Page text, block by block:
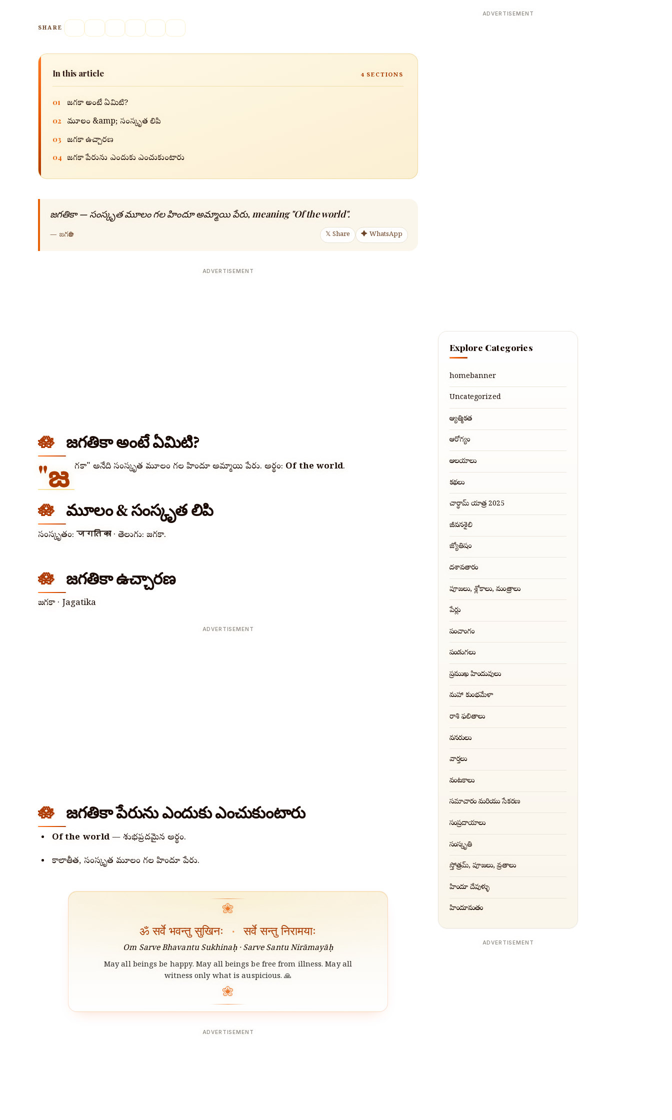
SHARE
In this article 4 SECTIONS
01 జగతికా అంటే ఏమిటి?
02 మూలం &amp; సంస్కృత లిపి
03 జగతికా ఉచ్చారణ
04 జగతికా పేరును ఎందుకు ఎంచుకుంటారు
జగతికా — సంస్కృత మూలం గల హిందూ అమ్మాయి పేరు, meaning "Of the world".
— జగతికా 𝕏 Share ✦ WhatsApp
ADVERTISEMENT
జగతికా అంటే ఏమిటి?
"జ గతికా" అనేది సంస్కృత మూలం గల హిందూ అమ్మాయి పేరు. అర్థం: Of the world.
మూలం & సంస్కృత లిపి
సంస్కృతం:जगतिका· తెలుగు: జగతికా.
జగతికా ఉచ్చారణ
జగతికా · Jagatika
ADVERTISEMENT
జగతికా పేరును ఎందుకు ఎంచుకుంటారు
Of the world— శుభప్రదమైన అర్థం.
కాలాతీత, సంస్కృత మూలం గల హిందూ పేరు.
❀
ॐ सर्वे भवन्तु सुखिनः · सर्वे सन्तु निरामयाः
Om Sarve Bhavantu Sukhinaḥ · Sarve Santu Nirāmayāḥ
May all beings be happy. May all beings be free from illness. May all
witness only what is auspicious. 🙏
❀
ADVERTISEMENT
ADVERTISEMENT
Explore Categories
homebanner
Uncategorized
ఆధ్యాత్మికత
ఆరోగ్యం
ఆలయాలు
కథలు
చార్ధామ్ యాత్ర 2025
జీవనశైలి
జ్యోతిషం
దశావతారం
పూజలు, శ్లోకాలు, మంత్రాలు
పేర్లు
పంచాంగం
పండుగలు
ప్రముఖ హిందువులు
మహా కుంభమేళా
రాశి ఫలితాలు
వనరులు
వార్తలు
వంటకాలు
సమాచారం మరియు సేకరణ
సంప్రదాయాలు
సంస్కృతి
స్తోత్రమ్, పూజలు, వ్రతాలు
హిందూ దేవుళ్ళు
హిందూమతం
ADVERTISEMENT